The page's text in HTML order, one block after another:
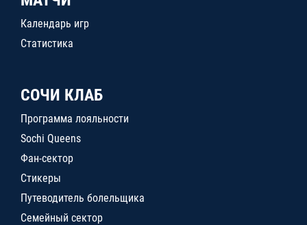
Календарь игр
Статистика
СОЧИ КЛАБ
Программа лояльности
Sochi Queens
Фан-сектор
Стикеры
Путеводитель болельщика
Семейный сектор